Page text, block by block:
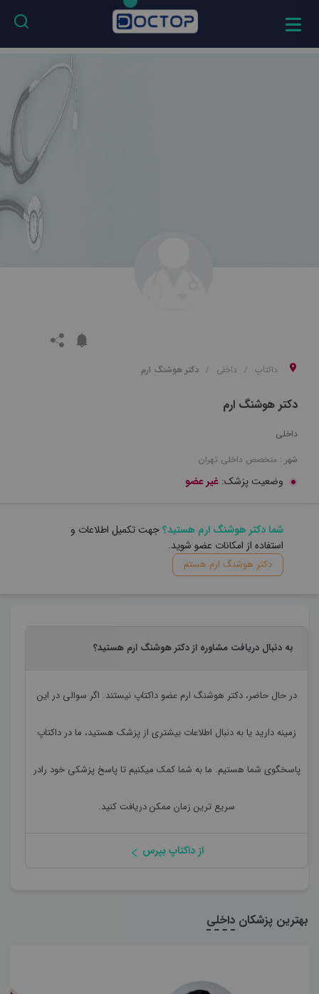
داکتاپ داخلی دکتر هوشنگ ارم
دکتر هوشنگ ارم
داخلی
شهر : متخصص داخلی تهران
وضعیت پزشک: غیر عضو
شما دکتر هوشنگ ارم هستید؟جهت تکمیل اطلاعات و
استفاده از امکانات عضو شوید.
دکتر هوشنگ ارم هستم
به دنبال دریافت مشاوره از دکتر هوشنگ ارم هستید؟
در حال حاضر،دکتر هوشنگ ارم عضو داکتاپ نیستند. اگر سوالی در این
زمینه دارید یا به دنبال اطلاعات بیشتری از پزشک هستید، ما در داکتاپ
پاسخگوی شما هستیم. ما به شما کمک میکنیم تا پاسخ پزشکی خود رادر
سریع ترین زمان ممکن دریافت کنید.
از داکتاپ بپرس
بهترین پزشکان داخلی